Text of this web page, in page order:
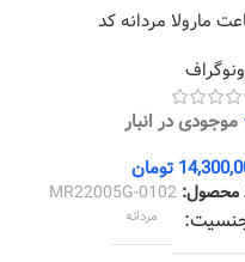
مارولا مردانه کد
موجودی در انبار
تومان
محصول: MR22005G-0102
مردانه